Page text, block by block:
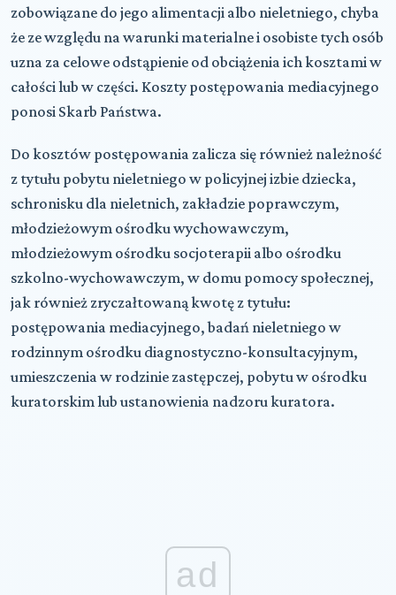
zobowiązane do jego alimentacji albo nieletniego, chyba
że ze względu na warunki materialne i osobiste tych osób
uzna za celowe odstąpienie od obciążenia ich kosztami w
całości lub w części. Koszty postępowania mediacyjnego
ponosi Skarb Państwa.
Do kosztów postępowania zalicza się również należność
z tytułu pobytu nieletniego w policyjnej izbie dziecka,
schronisku dla nieletnich, zakładzie poprawczym,
młodzieżowym ośrodku wychowawczym,
młodzieżowym ośrodku socjoterapii albo ośrodku
szkolno-wychowawczym, w domu pomocy społecznej,
jak również zryczałtowaną kwotę z tytułu:
postępowania mediacyjnego, badań nieletniego w
rodzinnym ośrodku diagnostyczno-konsultacyjnym,
umieszczenia w rodzinie zastępczej, pobytu w ośrodku
kuratorskim lub ustanowienia nadzoru kuratora.
ad